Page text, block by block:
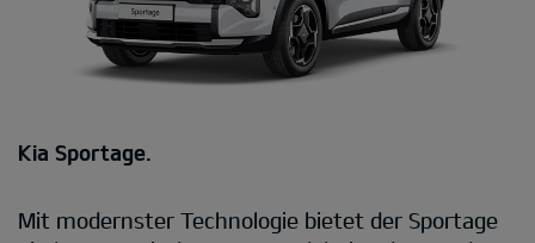
Kia Sportage.
Mit modernster Technologie bietet der Sportage